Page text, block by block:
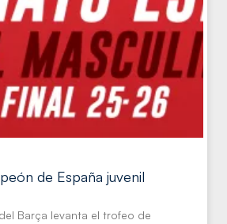
de España juvenil
Barça levanta el trofeo de